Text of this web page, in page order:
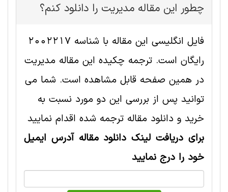
چطور این مقاله مديريت را دانلود کنم؟
فایل انگلیسی این مقاله با شناسه 2002217
رایگان است. ترجمه چکیده این مقاله مديريت
در همین صفحه قابل مشاهده است. شما می
توانید پس از بررسی این دو مورد نسبت به
خرید و دانلود مقاله ترجمه شده اقدام نمایید
برای دریافت لینک دانلود مقاله آدرس ایمیل
خود را درج نمایید